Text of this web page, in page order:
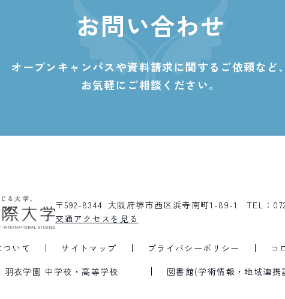
お問い合わせ
オープンキャンパスや資料請求に関する ご依頼など
お気軽にご相談ください。
〒592-8344 大阪府堺市西区浜寺南町1-89-1
TEL：
交通アクセスを見る
いて サイトマップ プライバシーポリシー
コ
羽衣学園 中学校・高等学校 図書館(学術情報・地域連携